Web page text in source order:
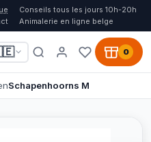
Conseils tous les jours 10h-20h
Animalerie en ligne belge
0
Schapenhoorns M